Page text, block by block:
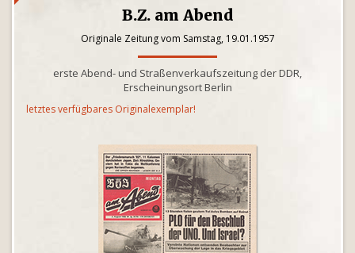
B.Z. am Abend
Originale Zeitung vom Samstag, 19.01.1957
erste Abend- und Straßenverkaufszeitung der DDR,
Erscheinungsort Berlin
letztes verfügbares Originalexemplar!